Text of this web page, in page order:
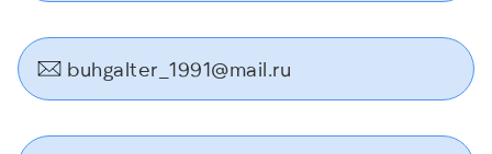
buhgalter_1991@mail.ru